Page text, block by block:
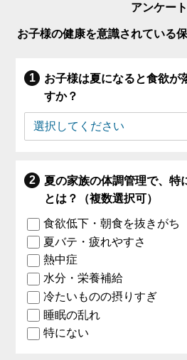
アンケート
お子様の健康を意識されている
お子様は夏になると食欲が
すか？
夏の家族の体調管理で、特
とは？（複数選択可）
食欲低下・朝食を抜きがち
夏バテ・疲れやすさ
熱中症
水分・栄養補給
冷たいものの摂りすぎ
睡眠の乱れ
特にない